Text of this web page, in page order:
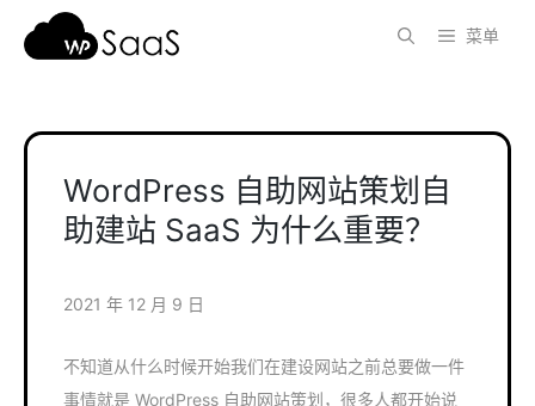
菜单
WordPress 自助网站策划自
助建站 SaaS 为什么重要？
2021 年 12 月 9 日
不知道从什么时候开始我们在建设网站之前总要做一件
事情就是 WordPress 自助网站策划，很多人都开始说